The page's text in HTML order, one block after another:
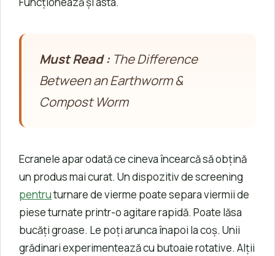
Must Read :The Difference
Between an Earthworm &
Compost Worm
Ecranele apar odată ce cineva încearcă să obțină
un produs mai curat. Un dispozitiv de screening
pentruturnare de vierme poate separa viermii de
piese turnate printr-o agitare rapidă. Poate lăsa
bucăți groase. Le poți arunca înapoi la coș. Unii
grădinari experimentează cu butoaie rotative. Alții